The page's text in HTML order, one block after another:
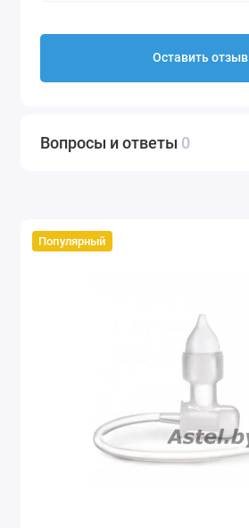
Оставить отзыв
Вопросы и ответы 0
Популярный